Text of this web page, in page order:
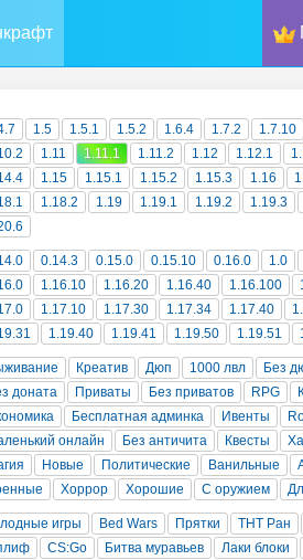
1.5 1.5.1 1.5.2 1.6.4 1.7.2 1.7.10
1.11 1.11.1 1.11.2 1.12 1.12.1
1.15 1.15.1 1.15.2 1.15.3 1.16
1.18.2 1.19 1.19.1 1.19.2 1.19.3
0.14.3 0.15.0 0.15.10 0.16.0 1.0
1.16.10 1.16.20 1.16.40 1.16.100
1.17.10 1.17.30 1.17.34 1.17.40
1.19.40 1.19.41 1.19.50 1.19.51
Креатив Дюп 1000 лвл Без
доната
Приваты Без приватов RPG
Бесплатная админка Ивенты
онлайн
Без античита Квесты
Новые Политические Ванильные
Хоррор Хорошие С оружием
игры Bed Wars Прятки ТНТ Ран
CS:Go Битва муравьев Лаки блоки